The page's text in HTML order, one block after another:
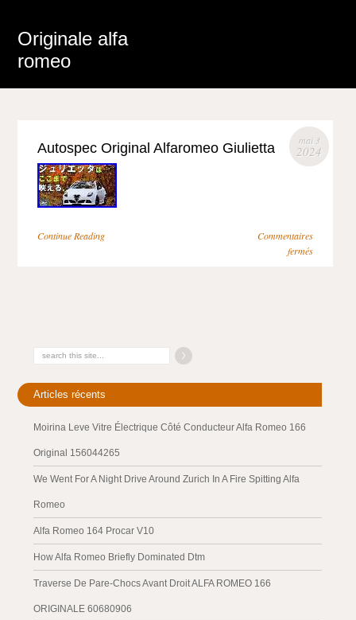
Originale alfa
romeo
mai 3
2024
Autospec Original Alfaromeo Giulietta
Continue Reading
Commentaires
fermés
Articles récents
Moirina Leve Vitre Électrique Côté Conducteur Alfa Romeo 166
Original 156044265
We Went For A Night Drive Around Zurich In A Fire Spitting Alfa
Romeo
Alfa Romeo 164 Procar V10
How Alfa Romeo Briefly Dominated Dtm
Traverse De Pare-Chocs Avant Droit ALFA ROMEO 166
ORIGINALE 60680906